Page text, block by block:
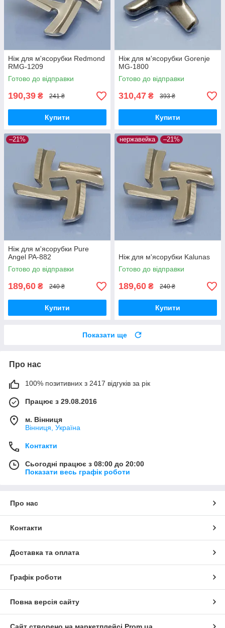
Ніж для м'ясорубки Redmond
RMG-1209
Готово до відправки
190,39 ₴ 241 ₴
Купити
Ніж для м'ясорубки Gorenje
MG-1800
Готово до відправки
310,47 ₴ 393 ₴
Купити
–21%
Ніж для м'ясорубки Pure
Angel PA-882
Готово до відправки
189,60 ₴ 240 ₴
Купити
нержавейка –21%
Ніж для м'ясорубки Kalunas
Готово до відправки
189,60 ₴ 240 ₴
Купити
Показати ще
Про нас
100% позитивних з 2417 відгуків за рік
Працює з 29.08.2016
м. Вінниця
Вінниця, Україна
Контакти
Сьогодні працює з 08:00 до 20:00
Показати весь графік роботи
Про нас
Контакти
Доставка та оплата
Графік роботи
Повна версія сайту